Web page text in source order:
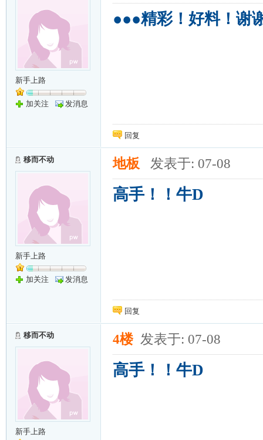
新手上路
加关注 发消息
●●●精彩！好料！谢
回复
移而不动
新手上路
加关注 发消息
地板 发表于: 07-08
高手！！牛D
回复
移而不动
新手上路
4楼 发表于: 07-08
高手！！牛D